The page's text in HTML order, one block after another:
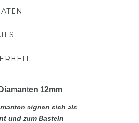
12mm
eignen sich als
und zum Basteln